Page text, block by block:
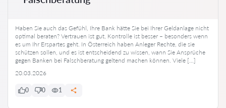
Haben Sie auch das Gefühl, Ihre Bank hätte Sie bei Ihrer Geldanlage nicht
optimal beraten? Vertrauen ist gut, Kontrolle ist besser – besonders wenn
es um Ihr Erspartes geht. In Österreich haben Anleger Rechte, die sie
schützen sollen, und es ist entscheidend zu wissen, wann Sie Ansprüche
gegen Banken bei Falschberatung geltend machen können. Viele […]
20.03.2026
0 0 1